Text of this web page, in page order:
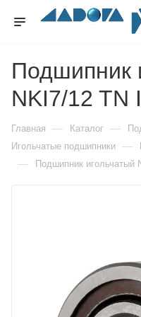
Подшипник
NKI7/12 TN
Главная — Каталог —
Игольчатые подшипники —
— Подшипник игольчатый